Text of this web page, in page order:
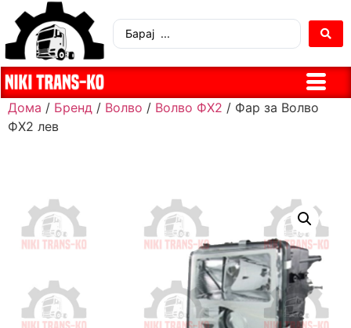
Дома / Бренд / Волво / Волво ФХ2 / Фар за Волво
ФХ2 лев